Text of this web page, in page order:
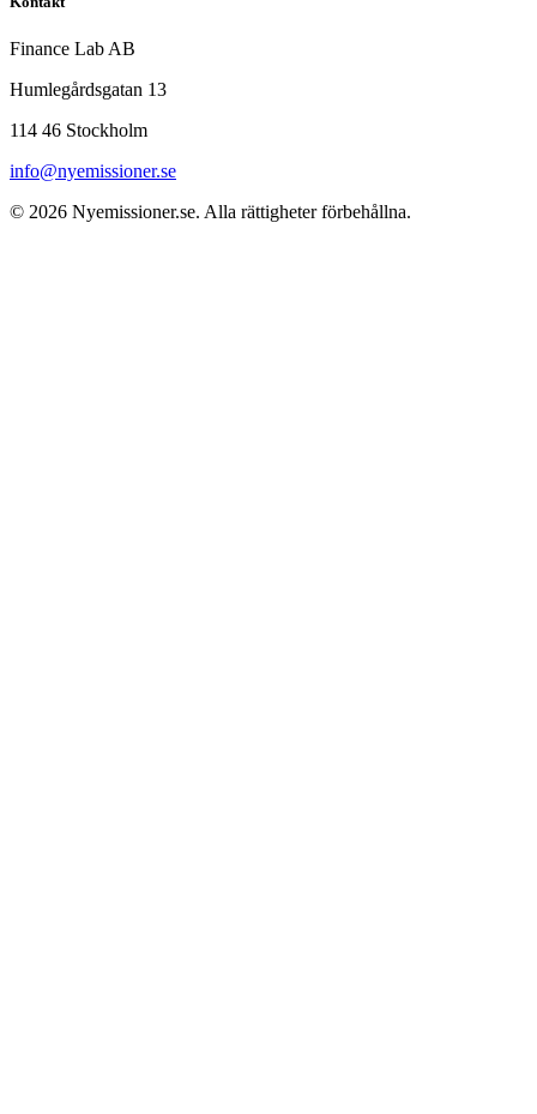
Finance Lab AB
Humlegårdsgatan 13
114 46 Stockholm
info@nyemissioner.se
© 2026 Nyemissioner.se. Alla rättigheter förbehållna.